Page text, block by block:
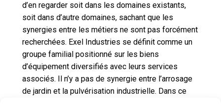
d’en regarder soit dans les domaines existants,
soit dans d’autre domaines, sachant que les
synergies entre les métiers ne sont pas forcément
recherchées. Exel Industries se définit comme un
groupe familial positionné sur les biens
d’équipement diversifiés avec leurs services
associés. Il n’y a pas de synergie entre l’arrosage
de jardin et la pulvérisation industrielle. Dans ce